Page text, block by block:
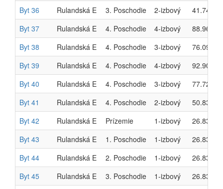
Byt 36 Rulandská E 3. Poschodie 2-izbový
41.74 m²
Byt 37
Rulandská E 4. Poschodie 4-izbový
88.96 m²
Byt 38
Rulandská E 4. Poschodie 3-izbový
76.09 m²
Byt 39
Rulandská E 4. Poschodie 4-izbový
92.90 m²
Byt 40
Rulandská E 4. Poschodie 3-izbový
77.72 m²
Byt 41
Rulandská E 4. Poschodie 2-izbový
50.83 m²
Byt 42
Rulandská E Prízemie 1-izbový
26.83 m²
Byt 43
Rulandská E 1. Poschodie 1-izbový
26.83 m²
Byt 44
Rulandská E 2. Poschodie 1-izbový
26.83 m²
Byt 45
Rulandská E 3. Poschodie 1-izbový
26.83 m²